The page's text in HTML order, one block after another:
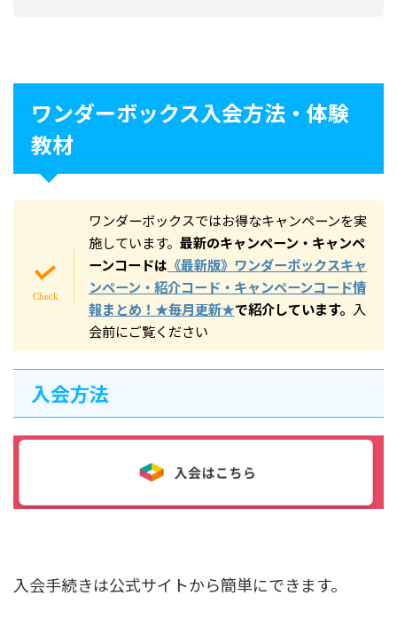
ワンダーボックス入会方法・体験
教材
ワンダーボックスではお得なキャンペーンを実
施しています。 最新のキャンペーン・キャンペ
ーンコードは 《最新版》ワンダーボックスキャ
ンペーン・紹介コード・キャンペーンコード情
報まとめ！★毎月更新★で紹介しています。 入
会前にご覧ください
入会方法
入会手続きは公式サイトから簡単にできます。